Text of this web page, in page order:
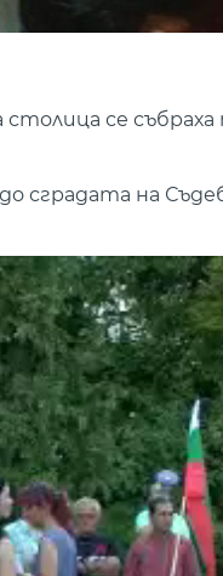
се събраха
сградата на